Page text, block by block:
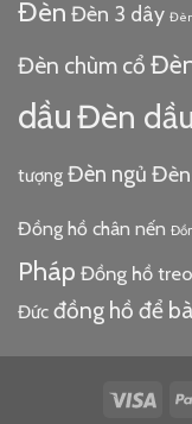
Đèn Đèn 3 dây
Đèn chùm cổ
dầuĐèn
tượng Đèn ngủ
Đồng hồ chân nến
Pháp Đồng hồ
Đức đồng hồ để